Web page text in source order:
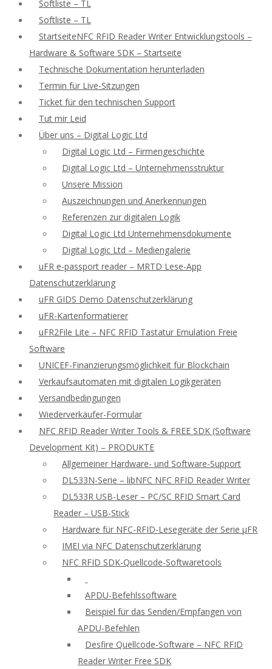
Softliste – TL
Softliste – TL
StartseiteNFC RFID Reader Writer Entwicklungstools –
Hardware & Software SDK – Startseite
Technische Dokumentation herunterladen
Termin für Live-Sitzungen
Ticket für den technischen Support
Tut mir Leid
Über uns – Digital Logic Ltd
Digital Logic Ltd – Firmengeschichte
Digital Logic Ltd – Unternehmensstruktur
Unsere Mission
Auszeichnungen und Anerkennungen
Referenzen zur digitalen Logik
Digital Logic Ltd Unternehmensdokumente
Digital Logic Ltd – Mediengalerie
uFR e-passport reader – MRTD Lese-App
Datenschutzerklärung
uFR GIDS Demo Datenschutzerklärung
uFR-Kartenformatierer
uFR2File Lite – NFC RFID Tastatur Emulation Freie
Software
UNICEF-Finanzierungsmöglichkeit für Blockchain
Verkaufsautomaten mit digitalen Logikgeräten
Versandbedingungen
Wiederverkäufer-Formular
NFC RFID Reader Writer Tools & FREE SDK (Software
Development Kit) – PRODUKTE
Allgemeiner Hardware- und Software-Support
DL533N-Serie – libNFC NFC RFID Reader Writer
DL533R USB-Leser – PC/SC RFID Smart Card
Reader – USB-Stick
Hardware für NFC-RFID-Lesegeräte der Serie μFR
IMEI via NFC Datenschutzerklärung
NFC RFID SDK-Quellcode-Softwaretools
APDU-Befehlssoftware
Beispiel für das Senden/Empfangen von
APDU-Befehlen
Desfire Quellcode-Software – NFC RFID
Reader Writer Free SDK